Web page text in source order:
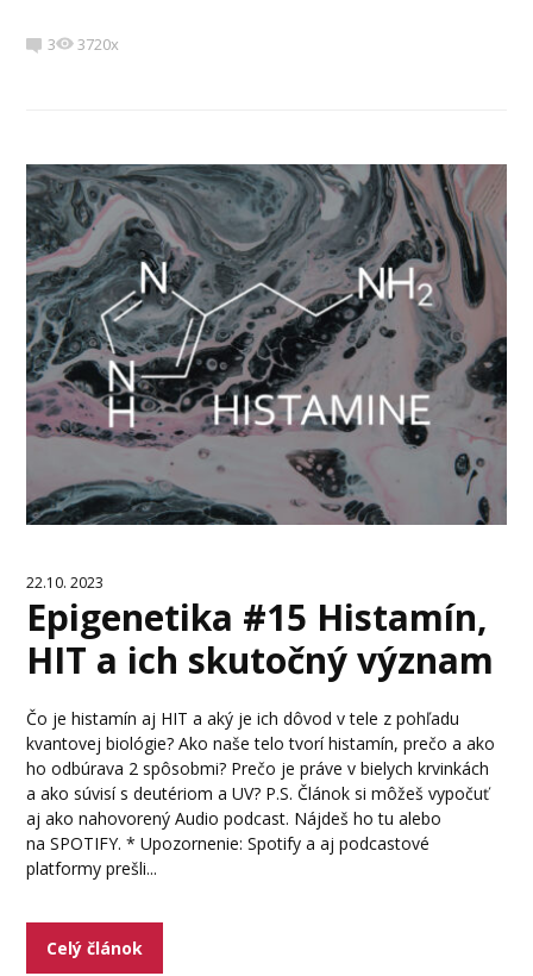
3 3720x
22.10. 2023
Epigenetika #15 Histamín,
HIT a ich skutočný význam
Čo je histamín aj HIT a aký je ich dôvod v tele z pohľadu
kvantovej biológie? Ako naše telo tvorí histamín, prečo a ako
ho odbúrava 2 spôsobmi? Prečo je práve v bielych krvinkách
a ako súvisí s deutériom a UV? P.S. Článok si môžeš vypočuť
aj ako nahovorený Audio podcast. Nájdeš ho tu alebo
na SPOTIFY. * Upozornenie: Spotify a aj podcastové
platformy prešli...
Celý článok